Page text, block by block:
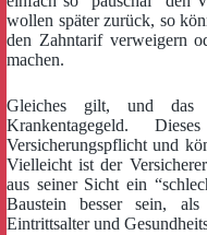
wollen später zurück, so
den Zahntarif verweigern
machen.
Gleiches gilt, und
Krankentagegeld.
Versicherungspflicht und
Vielleicht ist der
aus seiner Sicht ein
Baustein besser sein,
Eintrittsalter und